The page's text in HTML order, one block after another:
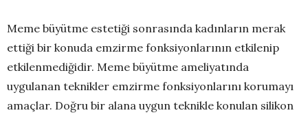
Meme büyütme estetiği sonrasında kadınların merak
ettiği bir konuda emzirme fonksiyonlarının etkilenip
etkilenmediğidir. Meme büyütme ameliyatında
uygulanan teknikler emzirme fonksiyonlarını korumayı
amaçlar. Doğru bir alana uygun teknikle konulan silikon